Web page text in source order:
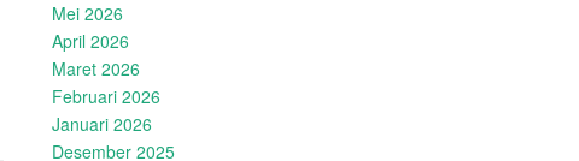
Mei 2026
April 2026
Maret 2026
Februari 2026
Januari 2026
Desember 2025